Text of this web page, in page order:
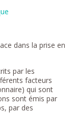
dans la prise en
par les
facteurs
qui sont
sont émis par
par des